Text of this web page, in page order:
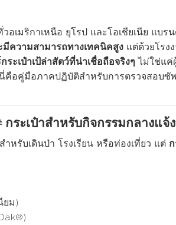
เมริกาเหนือ ยุโรป และโอเชียเนีย แบร
ความสามารถทางเทคนิคสูงแต่ด้วยโรง
ระเป๋าเป้ล่าสัตว์ที่น่าเชื่อถือจริงๆ ไม่ใช่แค่
อคู่มือภาคปฏิบัติสำหรับการตรวจสอบซัพ
ระเป๋าสำหรับกิจกรรมกลางแจ้
หรับเดินป่า โรงเรียน หรือท่องเที่ยว แต่
ยม)